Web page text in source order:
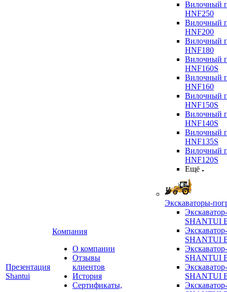
Презентация
Shantui
Компания
О компании
Отзывы
клиентов
История
Сертификаты,
Вилочный
HNF250
Вилочный
HNF200
Вилочный
HNF180
Вилочный
HNF160S
Вилочный
HNF160
Вилочный
HNF150S
Вилочный
HNF140S
Вилочный
HNF135S
Вилочный
HNF120S
Ещё
Экскаваторы-
SHANTUI
SHANTUI
SHANTUI
SHANTUI